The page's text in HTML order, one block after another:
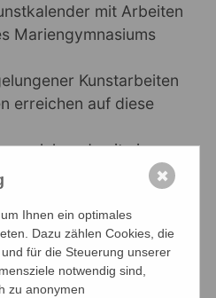
mit Arbeiten
Mariengymnasiums
Kunstarbeiten
erreichen auf diese
welches damit einen
dem schulischen
der Qualität, Diversität
den Monatsblättern
Ihnen ein optimales
Dazu zählen Cookies, die
für die Steuerung unserer
notwendig sind,
zu anonymen
✖